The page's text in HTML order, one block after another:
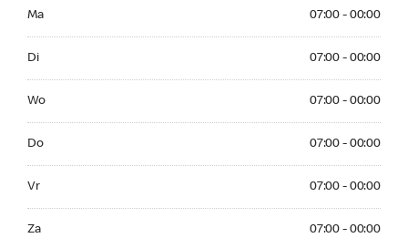
Ma 07:00 - 00:00
Di 07:00 - 00:00
Wo 07:00 - 00:00
Do 07:00 - 00:00
Vr 07:00 - 00:00
Za 07:00 - 00:00